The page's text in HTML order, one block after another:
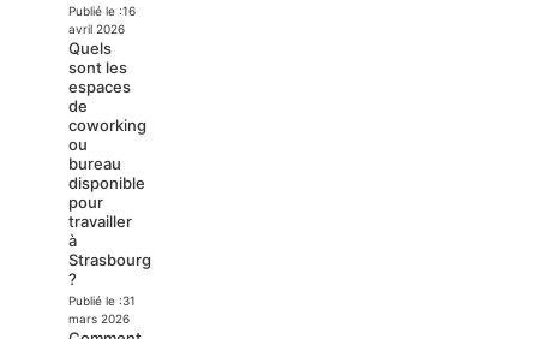
Publié le :16
avril 2026
Quels
sont les
espaces
de
coworking
ou
bureau
disponible
pour
travailler
à
Strasbourg
?
Publié le :31
mars 2026